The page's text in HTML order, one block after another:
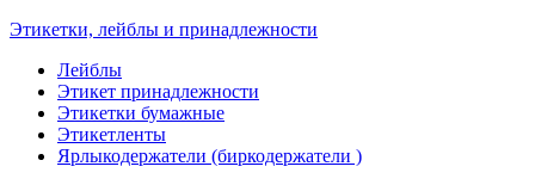
Этикетки, лейблы и принадлежности
Лейблы
Этикет принадлежности
Этикетки бумажные
Этикетленты
Ярлыкодержатели (биркодержатели )